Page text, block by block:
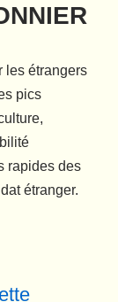
les étrangers
pics
rapides des
étranger.